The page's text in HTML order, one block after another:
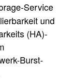
Service
und
(HA)-
Burst-